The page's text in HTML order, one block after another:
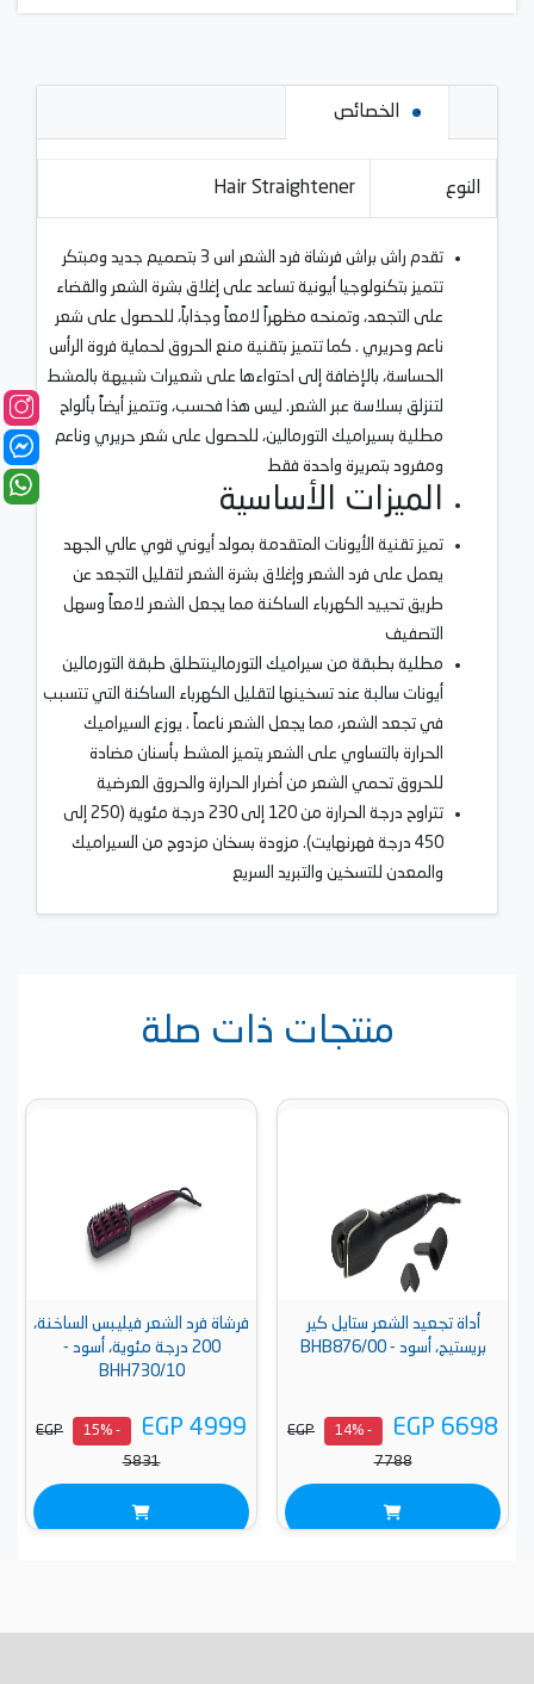
الخصائص
النوع Hair Straightener
تقدم راش براش فرشاة فرد الشعر اس 3 بتصميم جديد ومبتكر
تتميز بتكنولوجيا أيونية تساعد على إغلاق بشرة الشعر والقضاء
على التجعد، وتمنحه مظهراً لامعاً وجذاباً، للحصول على شعر
ناعم وحريري . كما تتميز بتقنية منع الحروق لحماية فروة الرأس
الحساسة، بالإضافة إلى احتواءها على شعيرات شبيهة بالمشط
لتنزلق بسلاسة عبر الشعر. ليس هذا فحسب، وتتميز أيضاً بألواح
مطلية بسيراميك التورمالين، للحصول على شعر حريري وناعم
ومفرود بتمريرة واحدة فقط
الميزات الأساسية
تميز تقنية الأيونات المتقدمة بمولد أيوني قوي عالي الجهد
يعمل على فرد الشعر وإغلاق بشرة الشعر لتقليل التجعد عن
طريق تحييد الكهرباء الساكنة مما يجعل الشعر لامعاً وسهل
التصفيف
مطلية بطبقة من سيراميك التورمالينتطلق طبقة التورمالين
أيونات سالبة عند تسخينها لتقليل الكهرباء الساكنة التي تتسبب
في تجعد الشعر، مما يجعل الشعر ناعماً . يوزع السيراميك
الحرارة بالتساوي على الشعر يتميز المشط بأسنان مضادة
للحروق تحمي الشعر من أضرار الحرارة والحروق العرضية
تتراوح درجة الحرارة من 120 إلى 230 درجة مئوية (250 إلى
450 درجة فهرنهايت). مزودة بسخان مزدوج من السيراميك
والمعدن للتسخين والتبريد السريع
منتجات ذات صلة
أداة تجعيد الشعر ستايل كير
بريستيج، أسود - BHB876/00
EGP 6698
- 14%
EGP
7788
فرشاة فرد الشعر فيليبس الساخنة،
200 درجة مئوية، أسود -
BHH730/10
EGP 4999
- 15%
EGP
5831